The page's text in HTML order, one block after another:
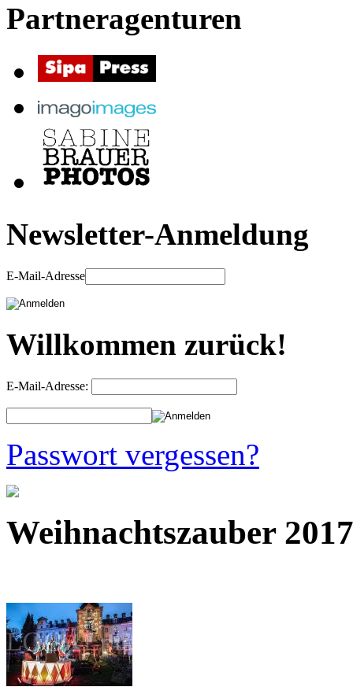
Partneragenturen
Newsletter-Anmeldung
E-Mail-Adresse
Willkommen zurück!
E-Mail-Adresse:
Passwort vergessen?
Weihnachtszauber 2017